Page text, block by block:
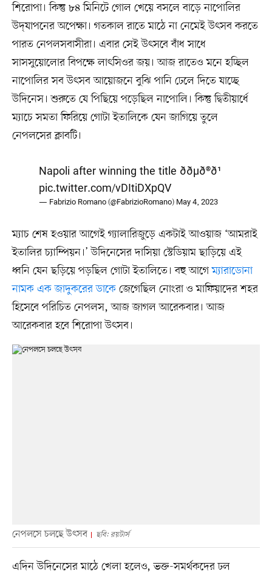
শিরোপা। কিন্তু ৮৪ মিনিটে গোল খেয়ে বসলে বাড়ে নাপোলির
উদ্‌যাপনের অপেক্ষা। গতকাল রাতে মাঠে না নেমেই উৎসব করতে
পারত নেপলসবাসীরা। এবার সেই উৎসবে বাঁধ সাধে
সাসসুয়োলোর বিপক্ষে লাৎসিওর জয়। আজ রাতেও মনে হচ্ছিল
নাপোলির সব উৎসব আয়োজনে বুঝি পানি ঢেলে দিতে যাচ্ছে
উদিনেস। শুরুতে যে পিছিয়ে পড়েছিল নাপোলি। কিন্তু দ্বিতীয়ার্ধে
ম্যাচে সমতা ফিরিয়ে গোটা ইতালিকে যেন জাগিয়ে তুলে
নেপলসের ক্লাবটি।
Napoli after winning the title ððµð®ð¹
pic.twitter.com/vDItiDXpQV
— Fabrizio Romano (@FabrizioRomano) May 4, 2023
ম্যাচ শেষ হওয়ার আগেই গ্যালারিজুড়ে একটাই আওয়াজ ‘আমরাই
ইতালির চ্যাম্পিয়ন।’ উদিনেসের দাসিয়া স্টেডিয়াম ছাড়িয়ে এই
ধ্বনি যেন ছড়িয়ে পড়ছিল গোটা ইতালিতে। বহু আগেম্যারাডোনা
নামক এক জাদুকরের ডাকেজেগেছিল নোংরা ও মাফিয়াদের শহর
হিসেবে পরিচিত নেপলস, আজ জাগল আরেকবার। আজ
আরেকবার হবে শিরোপা উৎসব।
নেপলসে চলছে উৎসব ছবি: রয়টার্স
এদিন উদিনেসের মাঠে খেলা হলেও, ভক্ত-সমর্থকদের ঢল